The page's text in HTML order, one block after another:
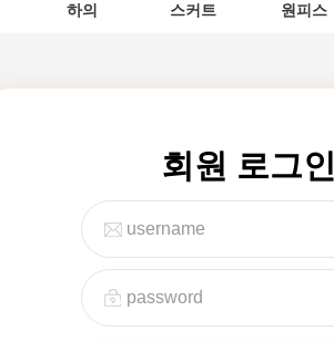
하의 스커트 원피스
회원 로그인